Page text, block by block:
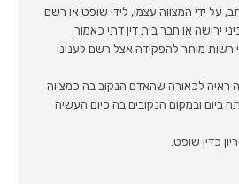
על ידי המצווה עצמו, לידי שופט או רשם
ירושה או חבר בית דין דתי כאמור.
מותר להפקידה אצל רשם לעניני
ראיה לכאורה שהאדם הנקוב בה כמצווה
ביום ובמקום הנקובים בה כיום העשיה
כדין שופט.